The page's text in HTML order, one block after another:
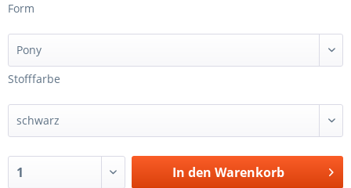
Form
Stofffarbe
In den Warenkorb